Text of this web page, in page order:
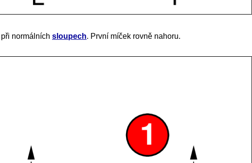
normálních sloupech. První míček rovně nahoru.